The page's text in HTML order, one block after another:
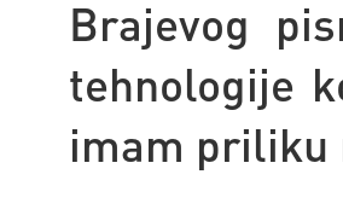
Brajevog
tehnologije
imam priliku